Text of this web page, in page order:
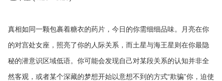
真相如同一颗包裹着糖衣的药片，今日的你需细细品味。月亮在你
的对宫处女座，照亮了你的人际关系，而土星与海王星则在你最隐
秘的潜意识区域低语。你可能会发现自己对某段关系的认知并非全
然客观，或者某个深藏的梦想开始以意想不到的方式“欺骗”你，迫使